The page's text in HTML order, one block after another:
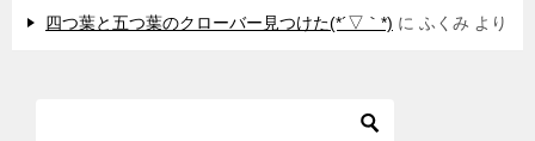
四つ葉と五つ葉のクローバー見つけた(*´▽｀*) に ふくみ より